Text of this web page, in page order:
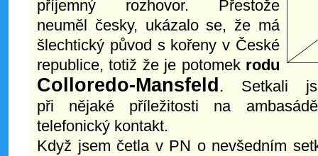
příjemný rozhovor. Přestože
neuměl česky, ukázalo se, že má
šlechtický původ s kořeny v České
republice, totiž že je potomek rodu
Colloredo-Mansfeld. Setkali
při nějaké příležitosti na
telefonický kontakt.
Když jsem četla v PN o nevšedním